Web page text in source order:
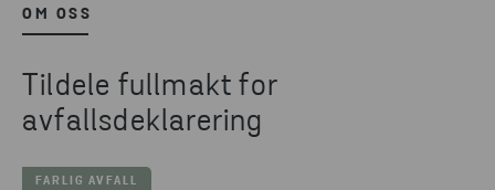
OM OSS
Tildele fullmakt for
avfallsdeklarering
FARLIG AVFALL